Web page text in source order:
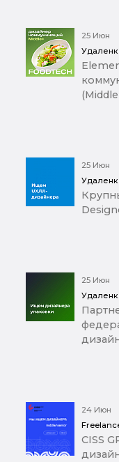
25 Июн
25 Июн
25 Июн
24 Июн
CISS